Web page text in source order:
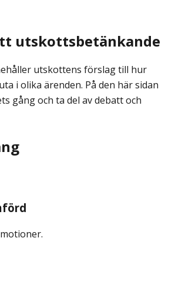
utskottsbetänkande
utskottens förslag till hur
i olika ärenden. På den här sidan
gång och ta del av debatt och